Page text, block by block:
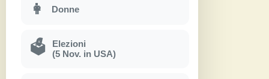
👩 Donne
🗳
Elezioni
(5 Nov. in USA)